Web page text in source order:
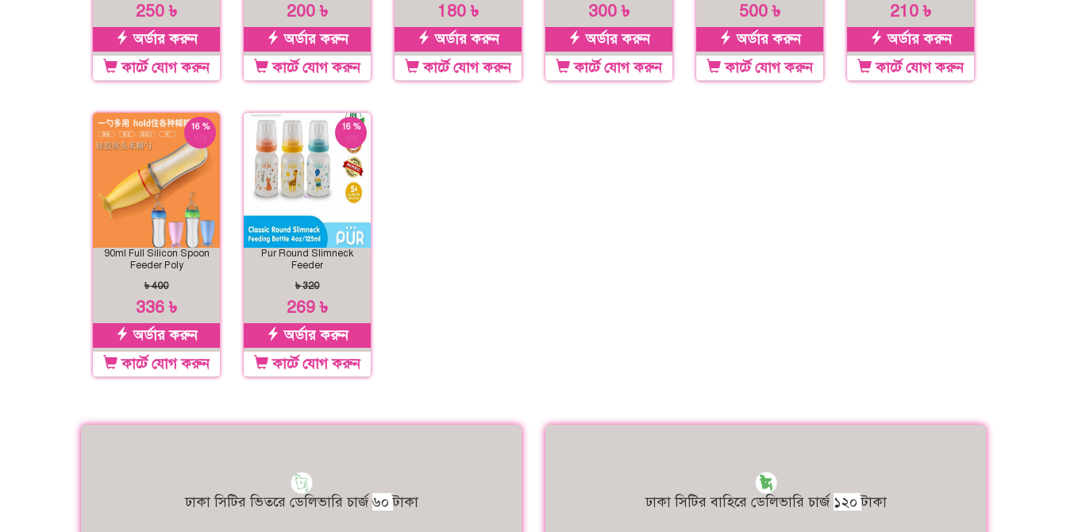
250 ৳
অর্ডার করুন
কার্টে যোগ করুন
200 ৳
অর্ডার করুন
কার্টে যোগ করুন
180 ৳
অর্ডার করুন
কার্টে যোগ করুন
300 ৳
অর্ডার করুন
কার্টে যোগ করুন
500 ৳
অর্ডার করুন
কার্টে যোগ করুন
210 ৳
অর্ডার করুন
কার্টে যোগ করুন
16 %
90ml Full Silicon Spoon
Feeder Poly
৳ 400
336 ৳
অর্ডার করুন
কার্টে যোগ করুন
16 %
Pur Round Slimneck
Feeder
৳ 320
269 ৳
অর্ডার করুন
কার্টে যোগ করুন
ঢাকা সিটির ভিতরে ডেলিভারি চার্জ৬০টাকা ঢাকা সিটির বাহিরে ডেলিভারি চার্জ ১২০টাকা